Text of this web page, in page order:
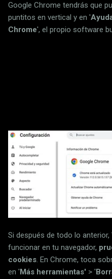
Google Chrome tendrás que
puntitos en vertical y en '
Chrome', el propio software
Si después de todo lo
funcionar en tu navegador,
cookies. En Chrome, toca
en ' Más herramientas' > '